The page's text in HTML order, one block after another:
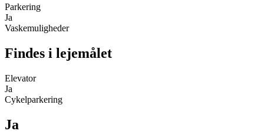
Parkering
Ja
Vaskemuligheder
Findes i lejemålet
Elevator
Ja
Cykelparkering
Ja